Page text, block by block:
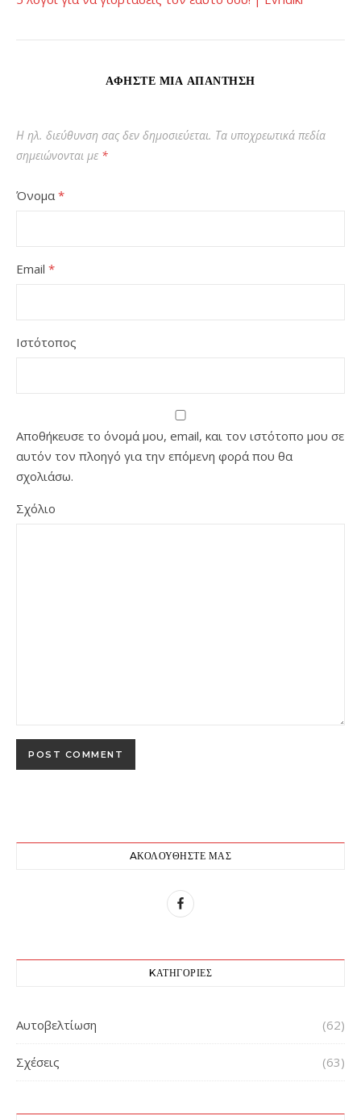
ΑΦΉΣΤΕ ΜΙΑ ΑΠΆΝΤΗΣΗ
Η ηλ. διεύθυνση σας δεν δημοσιεύεται. Τα υποχρεωτικά πεδία
σημειώνονται με *
Όνομα *
Email *
Ιστότοπος
Αποθήκευσε το όνομά μου, email, και τον ιστότοπο μου σε
αυτόν τον πλοηγό για την επόμενη φορά που θα
σχολιάσω.
Σχόλιο
AΚΟΛΟΥΘΉΣΤΕ ΜΑΣ
KΑΤΗΓΟΡΊΕΣ
Αυτοβελτίωση (62)
Σχέσεις (63)